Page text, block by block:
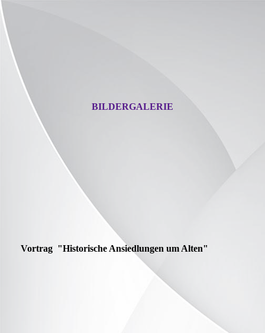
BILDERGALERIE
Vortrag "Historische Ansiedlungen um Alten"